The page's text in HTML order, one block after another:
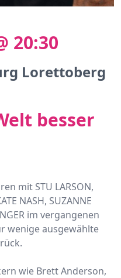
20:30
Lorettoberg
besser
mit STU LARSON,
NASH, SUZANNE
im vergangenen
wenige ausgewählte
wie Brett Anderson,